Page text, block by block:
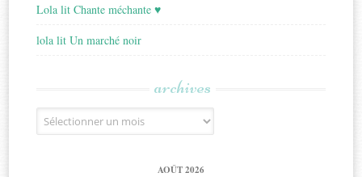
Lola lit Chante méchante ♥
lola lit Un marché noir
archives
Archives
AOÛT 2026